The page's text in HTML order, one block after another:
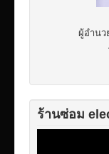
ผู้อำน
ร้านซ่อม